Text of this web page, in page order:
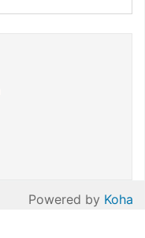
Powered by Koha